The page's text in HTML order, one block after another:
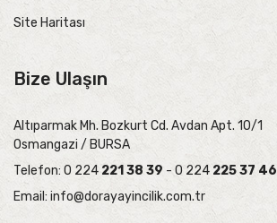
Site Haritası
Bize Ulaşın
Altıparmak Mh. Bozkurt Cd. Avdan Apt. 10/1
Osmangazi / BURSA
Telefon: 0 224 221 38 39 - 0 224 225 37 46
Email: info@dorayayincilik.com.tr